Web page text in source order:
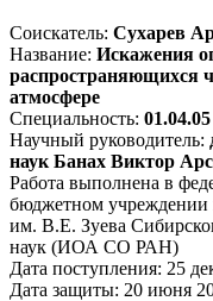
Соискатель: Сухарев
Название: Искажения
распространяющихся
атмосфере
Специальность:
Научный руководитель:
наук Банах Виктор
Работа выполнена в
бюджетном учреждении
им. В.Е. Зуева
наук (ИОА СО РАН)
Дата поступления: 25
Дата защиты: 20 июня